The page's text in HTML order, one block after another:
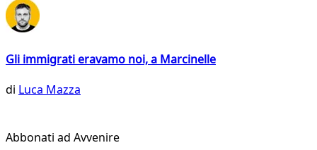
Gli immigrati eravamo noi, a Marcinelle
di Luca Mazza
Abbonati ad Avvenire